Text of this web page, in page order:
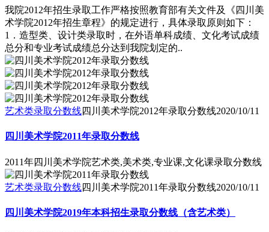
我院2012年招生录取工作严格按照教育部有关文件及《四川美
术学院2012年招生章程》的规定进行，具体录取原则如下：
1．造型类、设计类录取时，在外语单科成绩、文化考试成绩
总分和专业考试成绩总分达到我院划定的..
艺术类录取分数线四川美术学院2012年录取分数线2020/10/11
四川美术学院2011年录取分数线
2011年四川美术学院艺术类,美术类,专业课,文化课录取分数线
艺术类录取分数线四川美术学院2011年录取分数线2020/10/11
四川美术学院2019年本科招生录取分数线（含艺术类）